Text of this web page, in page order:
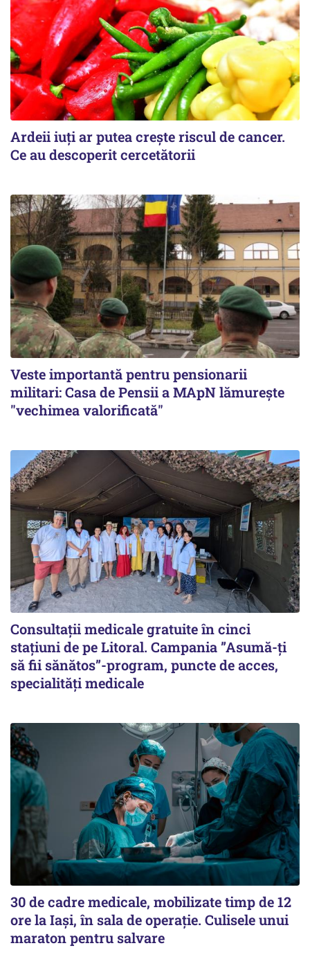
Ardeii iuți ar putea crește riscul de cancer.
Ce au descoperit cercetătorii
Veste importantă pentru pensionarii
militari: Casa de Pensii a MApN lămurește
"vechimea valorificată"
Consultații medicale gratuite în cinci
stațiuni de pe Litoral. Campania ”Asumă-ți
să fii sănătos”-program, puncte de acces,
specialități medicale
30 de cadre medicale, mobilizate timp de 12
ore la Iași, în sala de operație. Culisele unui
maraton pentru salvare